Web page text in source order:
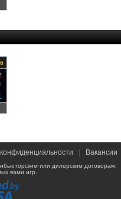
Вакансии
или дилерским договорам.
вами игр.